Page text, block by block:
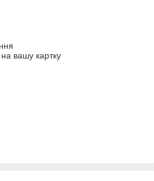
вашу картку